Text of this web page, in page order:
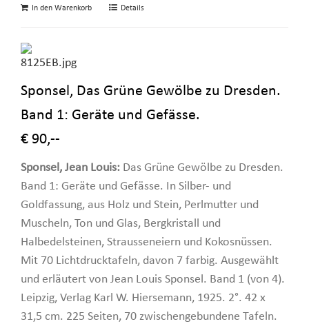
In den Warenkorb Details
Sponsel, Das Grüne Gewölbe zu Dresden.
Band 1: Geräte und Gefässe.
€ 90,--
Sponsel, Jean Louis: Das Grüne Gewölbe zu Dresden.
Band 1: Geräte und Gefässe. In Silber- und
Goldfassung, aus Holz und Stein, Perlmutter und
Muscheln, Ton und Glas, Bergkristall und
Halbedelsteinen, Strausseneiern und Kokosnüssen.
Mit 70 Lichtdrucktafeln, davon 7 farbig. Ausgewählt
und erläutert von Jean Louis Sponsel. Band 1 (von 4).
Leipzig, Verlag Karl W. Hiersemann, 1925. 2°. 42 x
31,5 cm. 225 Seiten, 70 zwischengebundene Tafeln.